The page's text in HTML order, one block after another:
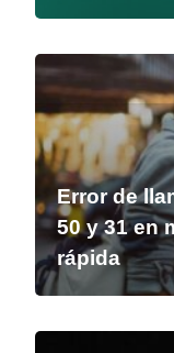
Error de
50 y 31 en
rápida